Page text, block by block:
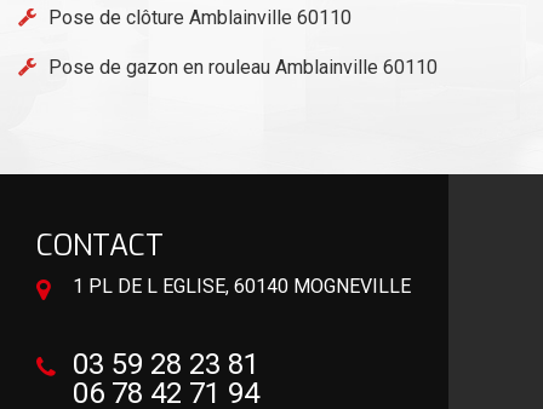
Pose de clôture Amblainville 60110
Pose de gazon en rouleau Amblainville 60110
CONTACT
1 PL DE L EGLISE, 60140 MOGNEVILLE
03 59 28 23 81
06 78 42 71 94